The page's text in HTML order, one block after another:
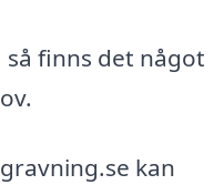
finns det något
kan